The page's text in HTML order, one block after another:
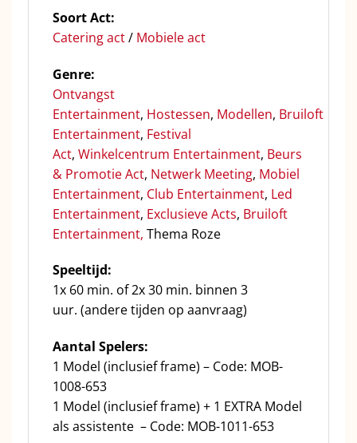
Soort Act:
Catering act/ Mobiele act
Genre:
Ontvangst
Entertainment, Hostessen, Modellen, Bruiloft
Entertainment, Festival
Act, Winkelcentrum Entertainment, Beurs
& Promotie Act, Netwerk Meeting, Mobiel
Entertainment, Club Entertainment, Led
Entertainment, Exclusieve Acts, Bruiloft
Entertainment, Thema Roze
Speeltijd:
1x 60 min. of 2x 30 min. binnen 3
uur. (andere tijden op aanvraag)
Aantal Spelers:
1 Model (inclusief frame) – Code: MOB-
1008-653
1 Model (inclusief frame) + 1 EXTRA Model
als assistente – Code: MOB-1011-653